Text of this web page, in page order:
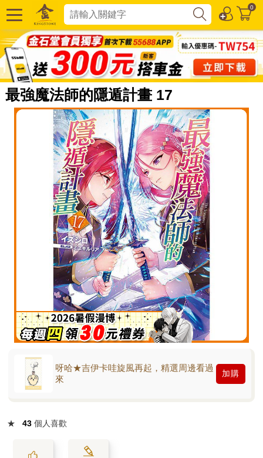
0
最強魔法師的隱遁計畫 17
呀哈★吉伊卡哇旋風再起，精選周邊看過
來
加購
★ 43 個人喜歡